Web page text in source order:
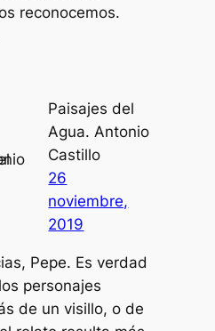
reconocemos.
Paisajes del
Agua. Antonio
Castillo
26
noviembre,
2019
Pepe. Es verdad
personajes
de un visillo, o de